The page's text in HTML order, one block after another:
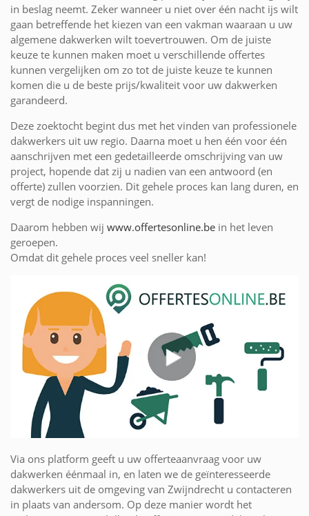
in beslag neemt. Zeker wanneer u niet over één nacht ijs wilt
gaan betreffende het kiezen van een vakman waaraan u uw
algemene dakwerken wilt toevertrouwen. Om de juiste
keuze te kunnen maken moet u verschillende offertes
kunnen vergelijken om zo tot de juiste keuze te kunnen
komen die u de beste prijs/kwaliteit voor uw dakwerken
garandeerd.
Deze zoektocht begint dus met het vinden van professionele
dakwerkers uit uw regio. Daarna moet u hen één voor één
aanschrijven met een gedetailleerde omschrijving van uw
project, hopende dat zij u nadien van een antwoord (en
offerte) zullen voorzien. Dit gehele proces kan lang duren, en
vergt de nodige inspanningen.
Daarom hebben wij www.offertesonline.be in het leven
geroepen.
Omdat dit gehele proces veel sneller kan!
Via ons platform geeft u uw offerteaanvraag voor uw
dakwerken éénmaal in, en laten we de geïnteresseerde
dakwerkers uit de omgeving van Zwijndrecht u contacteren
in plaats van andersom. Op deze manier wordt het